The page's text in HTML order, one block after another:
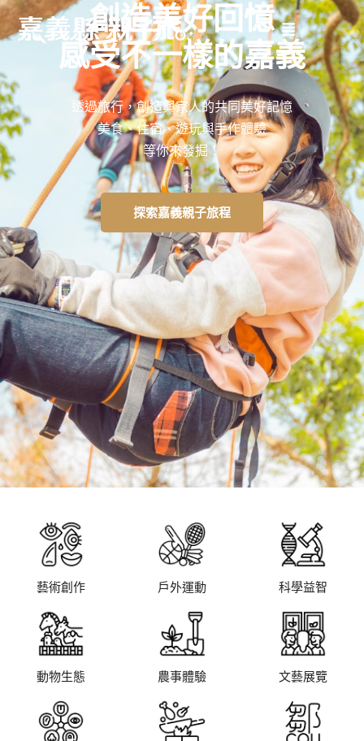
創造美好回憶
感受不一樣的嘉義
透過旅行，創造與家人的共同美好記憶
美食、住宿、遊玩與手作體驗
等你來發掘！
探索嘉義親子旅程
藝術創作 戶外運動 科學益智
動物生態 農事體驗 文藝展覽